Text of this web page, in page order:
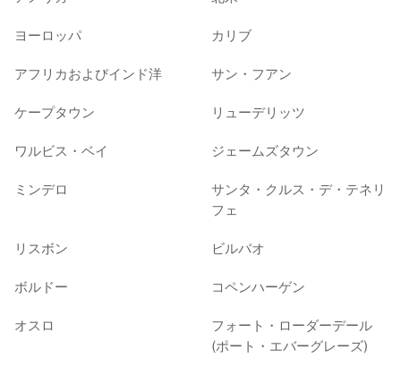
ヨーロッパ カリブ
アフリカおよびインド洋 サン・フアン
ケープタウン リューデリッツ
ワルビス・ベイ ジェームズタウン
ミンデロ
サンタ・クルス・デ・テネリ
フェ
リスボン ビルバオ
ボルドー コペンハーゲン
オスロ
フォート・ローダーデール
(ポート・エバーグレーズ)